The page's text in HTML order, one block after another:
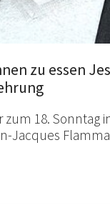
zu essen
18. Sonntag
Jacques